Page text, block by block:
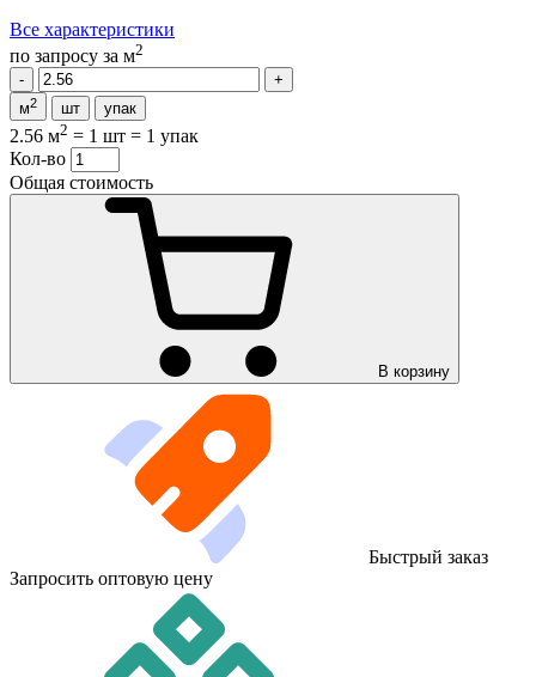
Все характеристики
по запросу за м2
м2 шт упак
2.56 м2 = 1 шт = 1 упак
Кол-во
Общая стоимость
В корзину
Быстрый заказ
Запросить оптовую цену